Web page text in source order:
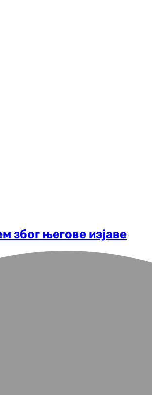
због његове изјаве